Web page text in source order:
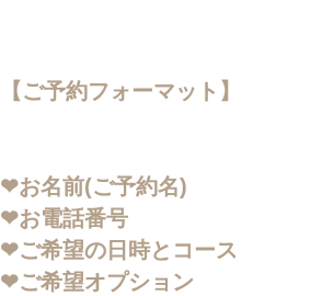
【ご予約フォーマット】
❤︎お名前(ご予約名)
❤︎お電話番号
❤︎ご希望の日時とコース
❤︎ご希望オプション